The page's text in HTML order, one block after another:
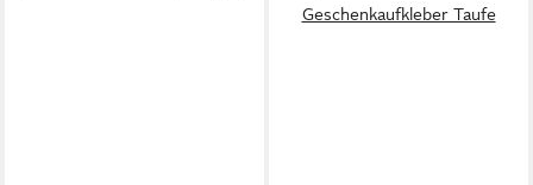
Geschenkaufkleber Taufe